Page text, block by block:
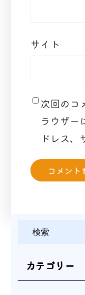
サイト
次回のコ
ラウザー
ドレス、
カテゴリー